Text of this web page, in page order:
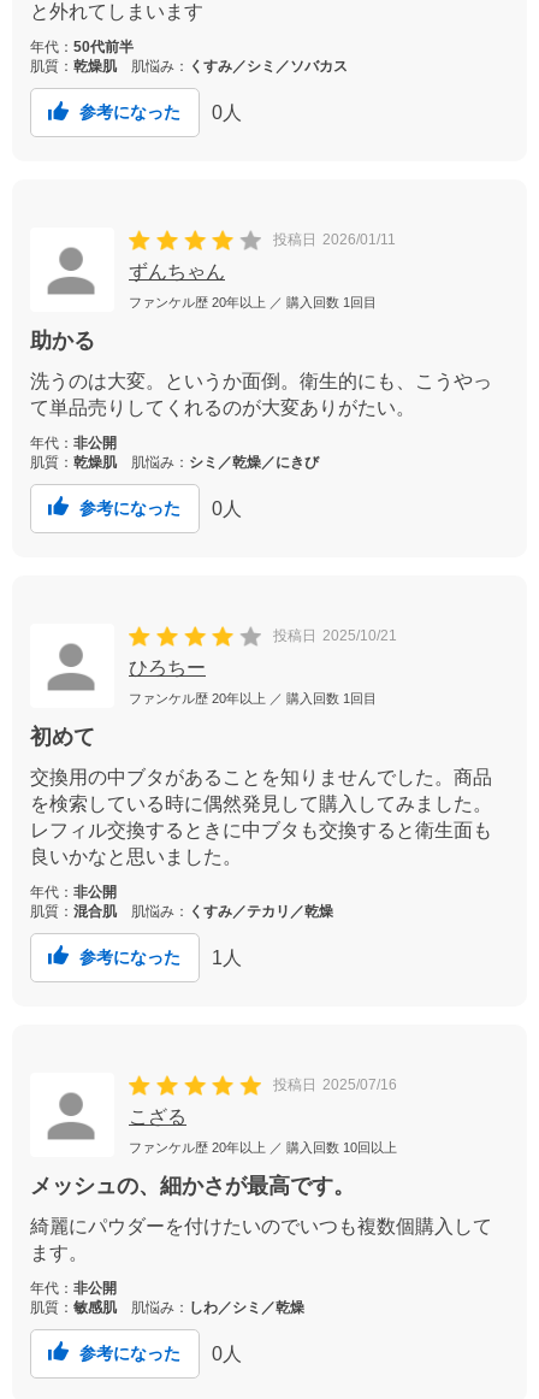
と外れてしまいます
年代： 50代前半
肌質： 乾燥肌 肌悩み： くすみ／シミ／ソバカス
参考になった 0 人
投稿日 2026/01/11
ずんちゃん
ファンケル歴 20年以上 ／ 購入回数 1回目
助かる
洗うのは大変。というか面倒。衛生的にも、こうやっ
て単品売りしてくれるのが大変ありがたい。
年代： 非公開
肌質： 乾燥肌 肌悩み： シミ／乾燥／にきび
参考になった 0 人
投稿日 2025/10/21
ひろちー
ファンケル歴 20年以上 ／ 購入回数 1回目
初めて
交換用の中ブタがあることを知りませんでした。商品
を検索している時に偶然発見して購入してみました。
レフィル交換するときに中ブタも交換すると衛生面も
良いかなと思いました。
年代： 非公開
肌質： 混合肌 肌悩み： くすみ／テカリ／乾燥
参考になった 1 人
投稿日 2025/07/16
こざる
ファンケル歴 20年以上 ／ 購入回数 10回以上
メッシュの、細かさが最高です。
綺麗にパウダーを付けたいのでいつも複数個購入して
ます。
年代： 非公開
肌質： 敏感肌 肌悩み： しわ／シミ／乾燥
参考になった 0 人